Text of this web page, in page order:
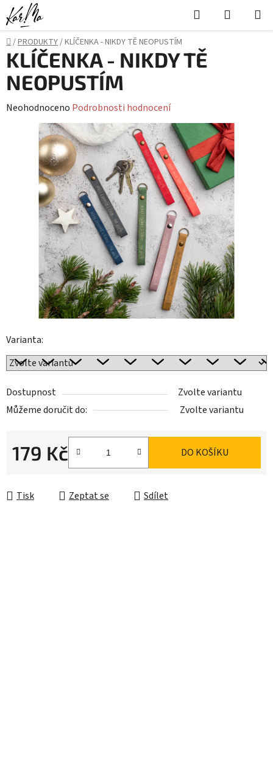
Přejít
na
obsah
Hledat
KOŠÍK
Domů
/PRODUKTY/KLÍČENKA - NIKDY TĚ NEOPUSTÍM
Varianta:
Dostupnost
Zvolte variantu
Můžeme doručit do:
Zvolte variantu
179 Kč DO KOŠÍKU
Tisk Zeptat se Sdílet
KLÍČENKA - NIKDY TĚ
NEOPUSTÍM
Průměrné
hodnocení
produktu
hvězdiček.
Neohodnoceno Podrobnosti hodnocení